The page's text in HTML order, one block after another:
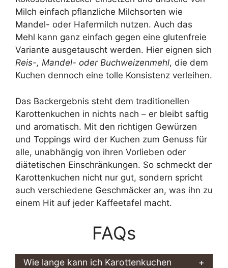
Milch einfach pflanzliche Milchsorten wie
Mandel- oder Hafermilch nutzen. Auch das
Mehl kann ganz einfach gegen eine glutenfreie
Variante ausgetauscht werden. Hier eignen sich
Reis-, Mandel- oder Buchweizenmehl, die dem
Kuchen dennoch eine tolle Konsistenz verleihen.
Das Backergebnis steht dem traditionellen
Karottenkuchen in nichts nach – er bleibt saftig
und aromatisch. Mit den richtigen Gewürzen
und Toppings wird der Kuchen zum Genuss für
alle, unabhängig von ihren Vorlieben oder
diätetischen Einschränkungen. So schmeckt der
Karottenkuchen nicht nur gut, sondern spricht
auch verschiedene Geschmäcker an, was ihn zu
einem Hit auf jeder Kaffeetafel macht.
FAQs
Wie lange kann ich Karottenkuchen